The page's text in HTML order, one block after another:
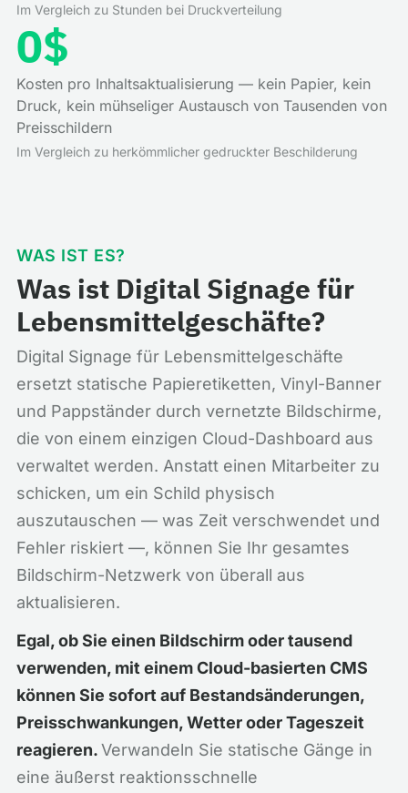
Im Vergleich zu Stunden bei Druckverteilung
0$
Kosten pro Inhaltsaktualisierung — kein Papier, kein
Druck, kein mühseliger Austausch von Tausenden von
Preisschildern
Im Vergleich zu herkömmlicher gedruckter Beschilderung
WAS IST ES?
Was ist Digital Signage für
Lebensmittelgeschäfte?
Digital Signage für Lebensmittelgeschäfte
ersetzt statische Papieretiketten, Vinyl-Banner
und Pappständer durch vernetzte Bildschirme,
die von einem einzigen Cloud-Dashboard aus
verwaltet werden. Anstatt einen Mitarbeiter zu
schicken, um ein Schild physisch
auszutauschen — was Zeit verschwendet und
Fehler riskiert —, können Sie Ihr gesamtes
Bildschirm-Netzwerk von überall aus
aktualisieren.
Egal, ob Sie einen Bildschirm oder tausend
verwenden, mit einem Cloud-basierten CMS
können Sie sofort auf Bestandsänderungen,
Preisschwankungen, Wetter oder Tageszeit
reagieren.Verwandeln Sie statische Gänge in
eine äußerst reaktionsschnelle